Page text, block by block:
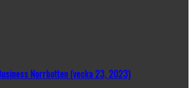
Norrbotten (vecka 23, 2023)